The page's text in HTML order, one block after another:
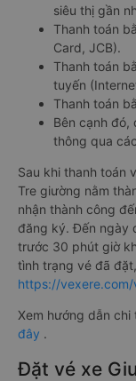
siêu thị gần
Thanh toán
Card, JCB).
Thanh toán
tuyến
Thanh toán
Bên cạnh
thông qua
Sau khi thanh toán
Tre giường nằm
nhận thành công
đăng ký. Đến ngày
trước 30 phút giờ
tình trạng vé đã
https://
Xem hướng dẫn
đây .
Đặt vé xe